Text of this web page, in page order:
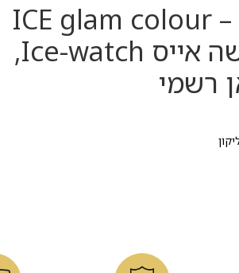
ICE glam colour
שעון יד לאישה אייס Ice-watch,
רשמי